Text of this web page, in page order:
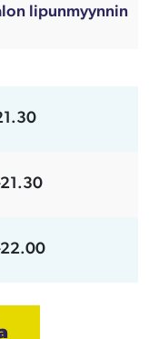
lipunmyynnin